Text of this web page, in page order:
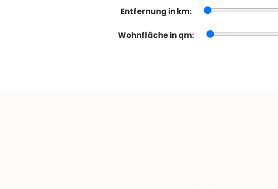
Entfernung in km:
Wohnfläche in qm: